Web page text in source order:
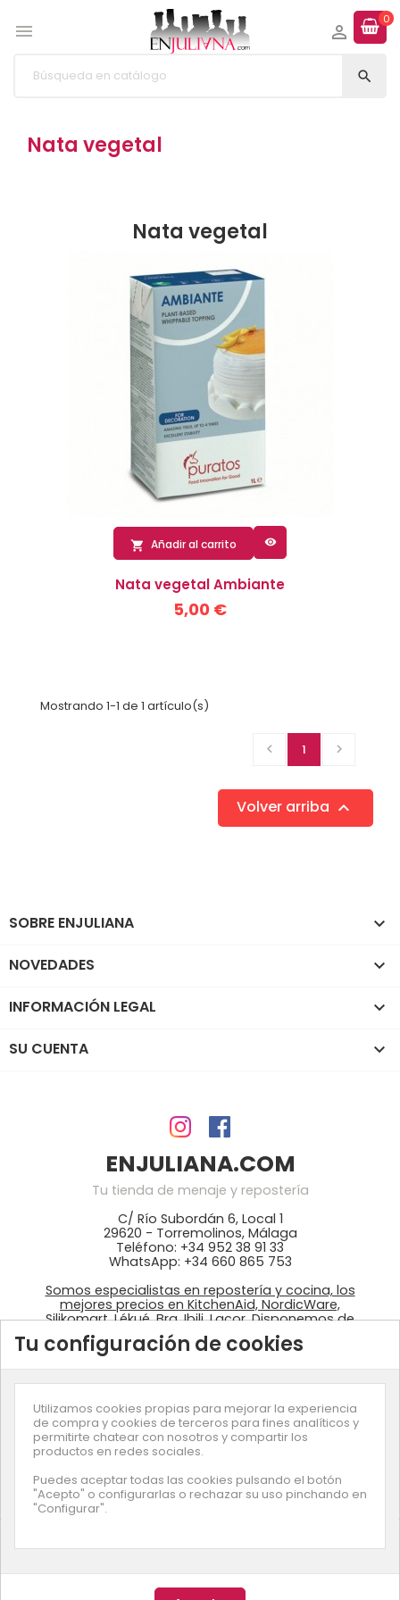

0


Nata vegetal
Nata vegetal
 Añadir al carrito 
Nata vegetal Ambiante
5,00 €
Mostrando 1-1 de 1 artículo(s)
 1 
Volver arriba 
SOBRE ENJULIANA 
NOVEDADES 
INFORMACIÓN LEGAL 
SU CUENTA 
ENJULIANA.COM
Tu tienda de menaje y repostería
C/ Río Subordán 6, Local 1
29620 - Torremolinos, Málaga
Teléfono: +34 952 38 91 33
WhatsApp: +34 660 865 753
Somos especialistas en repostería y cocina, los
mejores precios en KitchenAid, NordicWare,
Silikomart, Lékué, Bra, Ibili, Lacor. Disponemos de
ingredientes: colorantes Wilton, fondant
azucrén, pastas de Sosa, …
Suscríbete a nuestra newsletter
© CopyrightEnjuliana- Desarrollado porSmartz
Tu configuración de cookies
Utilizamos cookies propias para mejorar la experiencia
de compra y cookies de terceros para fines analíticos y
permitirte chatear con nosotros y compartir los
productos en redes sociales.
Puedes aceptar todas las cookies pulsando el botón
"Acepto" o configurarlas o rechazar su uso pinchando en
"Configurar".